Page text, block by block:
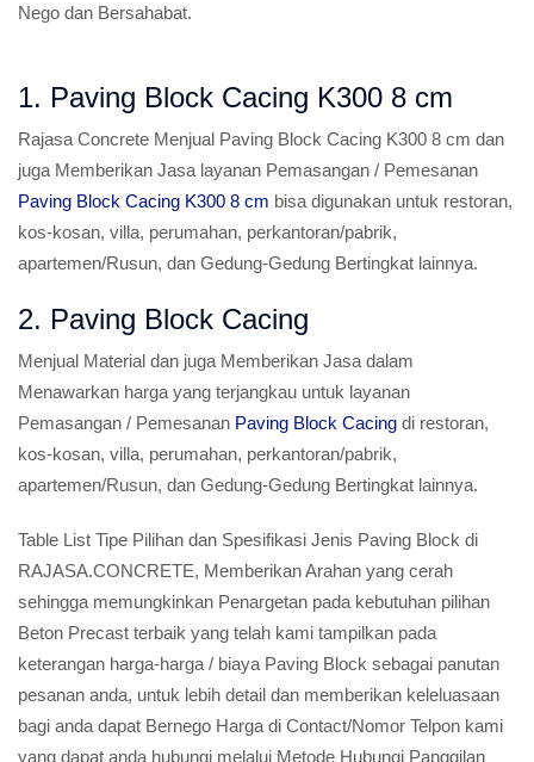
Nego dan Bersahabat.
1. Paving Block Cacing K300 8 cm
Rajasa Concrete Menjual Paving Block Cacing K300 8 cm dan
juga Memberikan Jasa layanan Pemasangan / Pemesanan
Paving Block Cacing K300 8 cm bisa digunakan untuk restoran,
kos-kosan, villa, perumahan, perkantoran/pabrik,
apartemen/Rusun, dan Gedung-Gedung Bertingkat lainnya.
2. Paving Block Cacing
Menjual Material dan juga Memberikan Jasa dalam
Menawarkan harga yang terjangkau untuk layanan
Pemasangan / Pemesanan Paving Block Cacing di restoran,
kos-kosan, villa, perumahan, perkantoran/pabrik,
apartemen/Rusun, dan Gedung-Gedung Bertingkat lainnya.
Table List Tipe Pilihan dan Spesifikasi Jenis Paving Block di
RAJASA.CONCRETE, Memberikan Arahan yang cerah
sehingga memungkinkan Penargetan pada kebutuhan pilihan
Beton Precast terbaik yang telah kami tampilkan pada
keterangan harga-harga / biaya Paving Block sebagai panutan
pesanan anda, untuk lebih detail dan memberikan keleluasaan
bagi anda dapat Bernego Harga di Contact/Nomor Telpon kami
yang dapat anda hubungi melalui Metode Hubungi Panggilan